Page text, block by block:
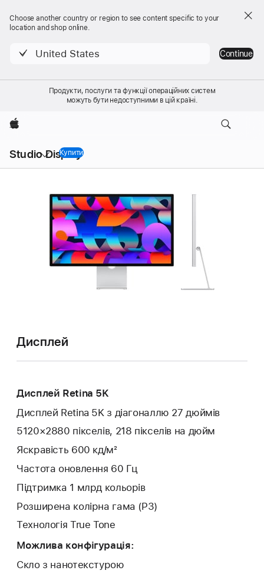
Choose another country or region to see content specific to your
location and shop online.
United States Continue
Продукти, послуги та функції операційних систем
можуть бути недоступними в цій країні.
Apple
Studio Display
навігація —
відкрити
меню
КупитиStudio Display
Технічні
характеристики
Зображення продукту
Дисплей
Дисплей Retina 5K
Дисплей Retina 5K з діагоналлю 27 дюймів
5120×2880 пікселів, 218 пікселів на дюйм
Яскравість 600 кд/м²
Частота оновлення 60 Гц
Підтримка 1 млрд кольорів
Розширена колірна гама (P3)
Технологія True Tone
Можлива конфігурація:
Скло з нанотекстурою